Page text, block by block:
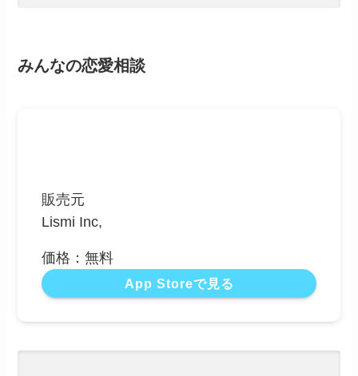
みんなの恋愛相談
販売元
Lismi Inc,
価格：無料
App Storeで見る